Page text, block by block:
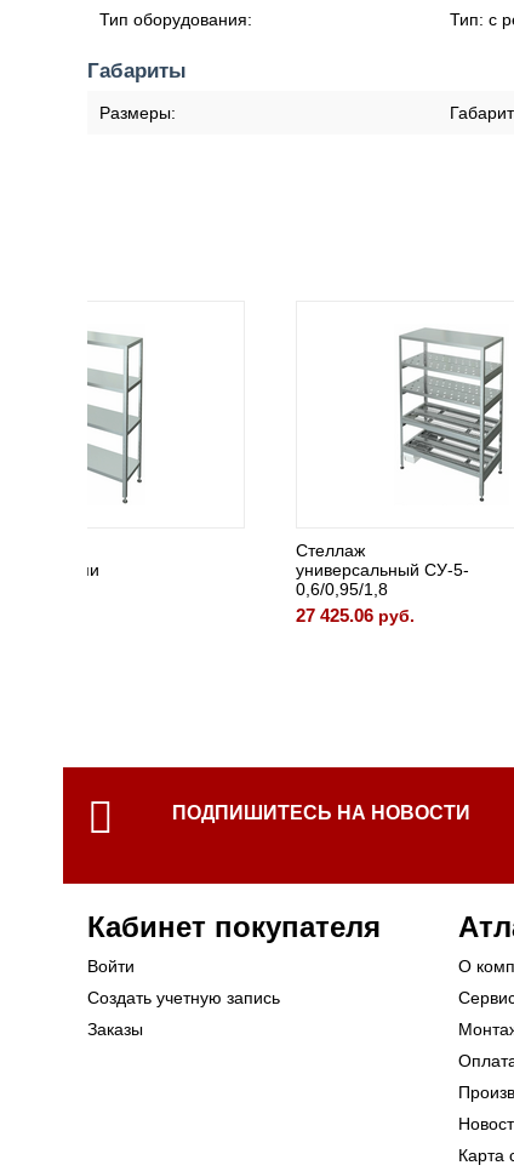
Тип оборудования: Тип: с
Габариты
Размеры:
ПОДПИШИТЕСЬ НА НОВОСТИ
Кабинет покупателя
Войти
Создать учетную запись
Заказы
О
Карта